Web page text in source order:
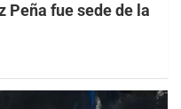
Peña fue sede de la